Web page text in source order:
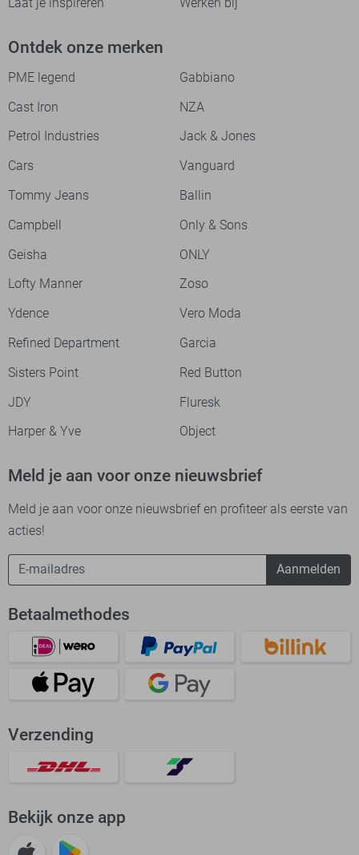
Ontdek onze merken
PME legend
Gabbiano
Cast Iron
NZA
Petrol Industries
Jack & Jones
Cars
Vanguard
Tommy Jeans
Ballin
Campbell
Only & Sons
Geisha
ONLY
Lofty Manner
Zoso
Ydence
Vero Moda
Refined Department
Garcia
Sisters Point
Red Button
JDY
Fluresk
Harper & Yve
Object
Meld je aan voor onze nieuwsbrief
Meld je aan voor onze nieuwsbrief en profiteer als eerste van
acties!
Aanmelden
Betaalmethodes
Verzending
Bekijk onze app